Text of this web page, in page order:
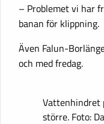
– Problemet vi har
banan för klippning.
Även Falun-
och med fredag.
Vattenhindret
större. Foto: